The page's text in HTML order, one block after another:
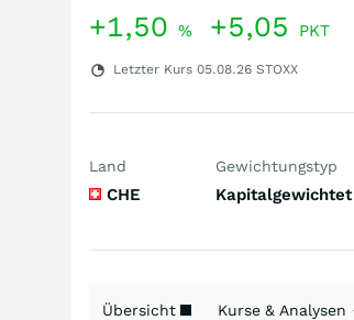
+1,50 % +5,05 PKT
Letzter Kurs 05.08.26 STOXX
Land
CHE
Gewichtungstyp
Kapitalgewichtet
Übersicht Kurse & Analysen